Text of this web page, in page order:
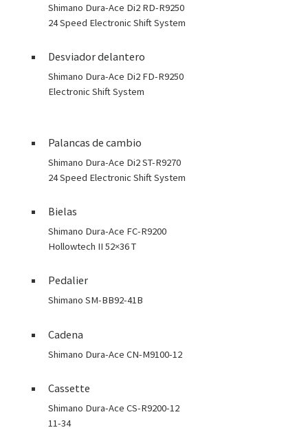
Shimano Dura-Ace Di2 RD-R9250
24 Speed Electronic Shift System
Desviador delantero
Shimano Dura-Ace Di2 FD-R9250
Electronic Shift System
Palancas de cambio
Shimano Dura-Ace Di2 ST-R9270
24 Speed Electronic Shift System
Bielas
Shimano Dura-Ace FC-R9200
Hollowtech II 52×36 T
Pedalier
Shimano SM-BB92-41B
Cadena
Shimano Dura-Ace CN-M9100-12
Cassette
Shimano Dura-Ace CS-R9200-12
11-34